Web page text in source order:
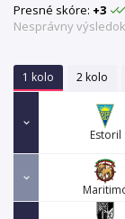
Presné skóre: +3
Nesprávny
1 kolo 2 kolo
Estoril